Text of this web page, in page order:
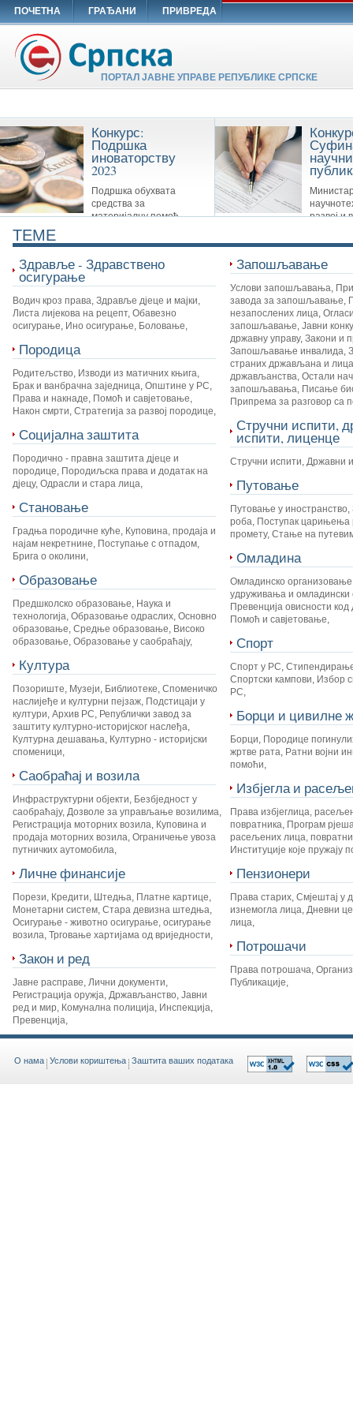
ПОЧЕТНА ГРАЂАНИ ПРИВРЕДА
ПОРТАЛ ЈАВНЕ УПРАВЕ РЕПУБЛИКЕ СРПСКЕ
развој и
публикације: Научне
Конкурс:
Подршка
иноваторству
2023
Подршка обухвата
средства за
материјалну помоћ
иноватора Републике Српске,
иноватора и другим
TEME
Здравље - Здравствено
осигурање
Водич кроз права, Здравље дјеце и мајки,
Листа лијекова на рецепт, Обавезно
осигурање, Ино осигурање, Боловање,
Породица
Родитељство, Изводи из матичних књига,
Брак и ванбрачна заједница, Општине у РС,
Права и накнаде, Помоћ и савјетовање,
Након смрти, Стратегија за развој породице,
Социјална заштита
Породично - правна заштита дјеце и
породице, Породиљска права и додатак на
дјецу, Одрасли и стара лица,
Становање
Градња породичне куће, Куповина, продаја и
најам некретнине, Поступање с отпадом,
Брига о околини,
Образовање
Предшколско образовање, Наука и
технологија, Образовање одраслих, Основно
образовање, Средње образовање, Високо
образовање, Образовање у саобраћају,
Култура
Позориште, Музеји, Библиотеке, Споменичко
наслијеђе и културни пејзаж, Подстицаји у
култури, Архив РС, Републички завод за
заштиту културно-историјског наслеђа,
Културна дешавања, Културно - историјски
споменици,
Саобраћај и возила
Инфраструктурни објекти, Безбједност у
саобраћају, Дозволе за управљање возилима,
Регистрација моторних возила, Куповина и
продаја моторних возила, Ограничење увоза
путничких аутомобила,
Личне финансије
Порези, Кредити, Штедња, Платне картице,
Монетарни систем, Стара девизна штедња,
Осигурање - животно осигурање, осигурање
возила, Трговање хартијама од вриједности,
Закон и ред
Јавне расправе, Лични документи,
Регистрација оружја, Држављанство, Јавни
ред и мир, Комунална полиција, Инспекција,
Превенција,
Запошљавање
Услови запошљавања,
завода за запошљавање,
незапослених лица,
запошљавање, Јавни
државну управу, Закони и
Запошљавање инвалида,
страних држављана и
држављанства, Остали
запошљавања, Писање
Припрема за разговор са
Стручни испити,
испити, лиценце
Стручни испити, Државни
Путовање
Путовање у иностранство,
роба, Поступак царињења
промету, Стање на
Омладина
Омладинско организовање
удруживања и омладински
Превенција овисности код
Помоћ и савјетовање,
Спорт
Спорт у РС,
Спортски кампови, Избор
РС,
Борци и цивилне
Борци, Породице
жртве рата, Ратни војни
помоћи,
Избјегла и
Права избјеглица,
повратника, Програм
расељених лица,
Институције које пружају
Пензионери
Права старих, Смјештај у
изнемогла лица, Дневни
лица,
Потрошачи
Права потрошача,
Публикације,
O нама Услови кориштења Заштита ваших података